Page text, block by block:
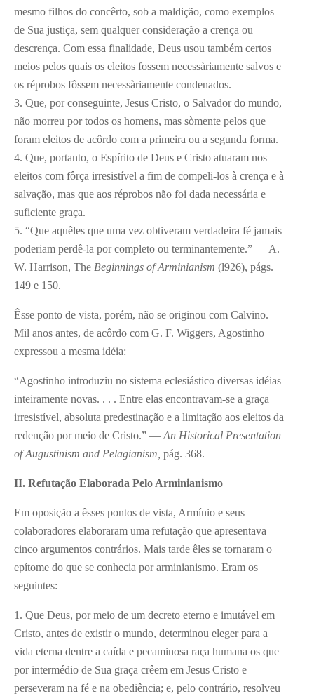
mesmo filhos do concêrto, sob a maldição, como exemplos
de Sua justiça, sem qualquer consideração a crença ou
descrença. Com essa finalidade, Deus usou também certos
meios pelos quais os eleitos fossem necessàriamente salvos e
os réprobos fôssem necessàriamente condenados.
3. Que, por conseguinte, Jesus Cristo, o Salvador do mundo,
não morreu por todos os homens, mas sòmente pelos que
foram eleitos de acôrdo com a primeira ou a segunda forma.
4. Que, portanto, o Espírito de Deus e Cristo atuaram nos
eleitos com fôrça irresistível a fim de compeli-los à crença e à
salvação, mas que aos réprobos não foi dada necessária e
suficiente graça.
5. “Que aquêles que uma vez obtiveram verdadeira fé jamais
poderiam perdê-la por completo ou terminantemente.” — A.
W. Harrison, The Beginnings of Arminianism (l926), págs.
149 e 150.
Êsse ponto de vista, porém, não se originou com Calvino.
Mil anos antes, de acôrdo com G. F. Wiggers, Agostinho
expressou a mesma idéia:
“Agostinho introduziu no sistema eclesiástico diversas idéias
inteiramente novas. . . . Entre elas encontravam-se a graça
irresistível, absoluta predestinação e a limitação aos eleitos da
redenção por meio de Cristo.” — An Historical Presentation
of Augustinism and Pelagianism, pág. 368.
II. Refutação Elaborada Pelo Arminianismo
Em oposição a êsses pontos de vista, Armínio e seus
colaboradores elaboraram uma refutação que apresentava
cinco argumentos contrários. Mais tarde êles se tornaram o
epítome do que se conhecia por arminianismo. Eram os
seguintes:
1. Que Deus, por meio de um decreto eterno e imutável em
Cristo, antes de existir o mundo, determinou eleger para a
vida eterna dentre a caída e pecaminosa raça humana os que
por intermédio de Sua graça crêem em Jesus Cristo e
perseveram na fé e na obediência; e, pelo contrário, resolveu